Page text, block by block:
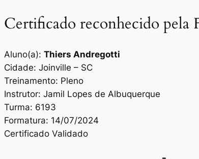
Certificado reconhecido pela
Aluno(a): Thiers Andregotti
Cidade: Joinville – SC
Treinamento: Pleno
Instrutor: Jamil Lopes de Albuquerque
Turma: 6193
Formatura: 14/07/2024
Certificado Validado